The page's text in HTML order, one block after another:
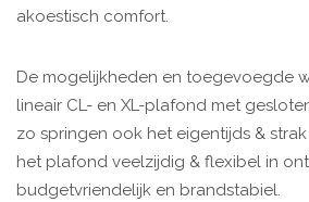
akoestisch comfort.
De mogelijkheden en toegevoegde
lineair CL- en XL-plafond met
zo springen ook het eigentijds &
het plafond veelzijdig & flexibel in
budgetvriendelijk en brandstabiel.